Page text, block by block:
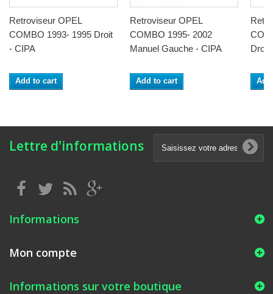
Retroviseur OPEL
COMBO 1993- 1995 Droit
- CIPA
Add to cart
Retroviseur OPEL
COMBO 1995- 2002
Manuel Gauche - CIPA
Add to cart
Droit
Lettre d'informations
Informations
Mon compte
Informations sur votre boutique